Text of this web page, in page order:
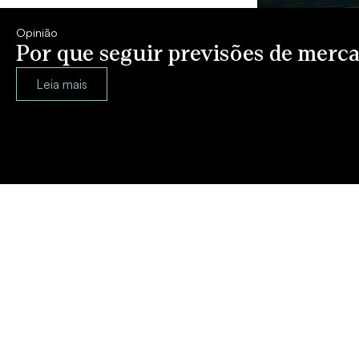
Opinião
Por que seguir previsões de
Leia mais